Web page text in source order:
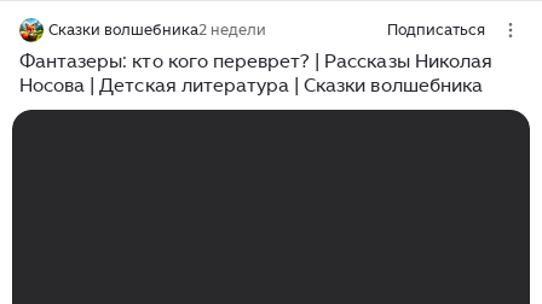
глубокое, чем простое ребячество. Давайте-ка
разберёмся по полочкам: Носов Фантазёры, чему
учит рассказ на самом деле? Сюжет-то, казалось бы,
проще пареной репы. Сидят два приятеля и
Сказки волшебника2 недели Подписаться
Фантазеры: кто кого переврет? | Рассказы Николая
Носова | Детская литература | Сказки волшебника